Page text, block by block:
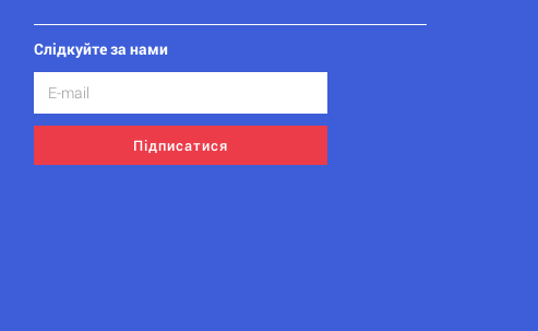
Слідкуйте за нами
Підписатися